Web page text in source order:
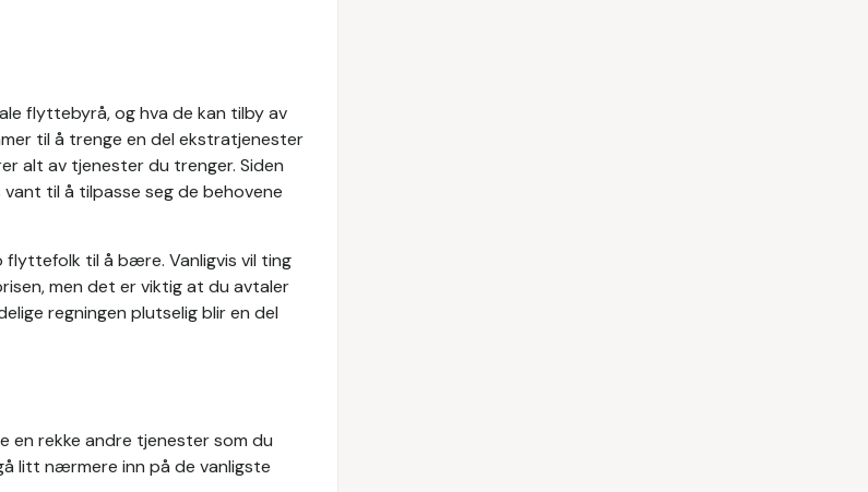
flyttebyrå, og hva de kan tilby av
til å trenge en del ekstratjenester
alt av tjenester du trenger. Siden
til å tilpasse seg de behovene
til å bære. Vanligvis vil ting
men det er viktig at du avtaler
regningen plutselig blir en del
en rekke andre tjenester som du
litt nærmere inn på de vanligste